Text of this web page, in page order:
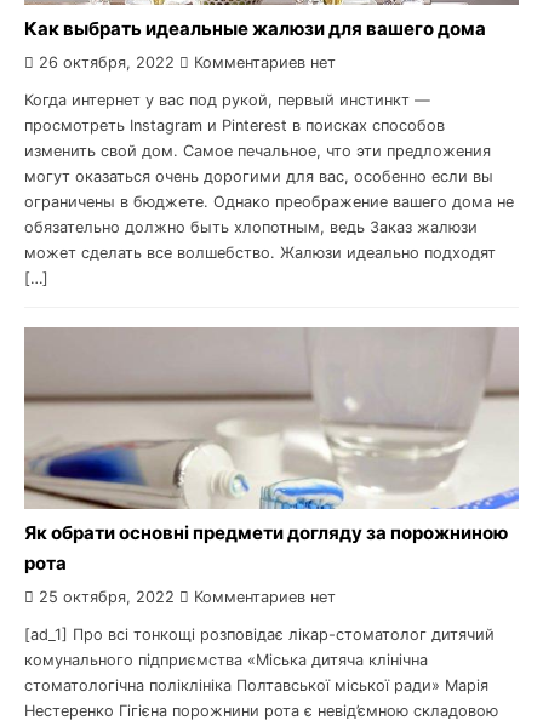
Как выбрать идеальные жалюзи для вашего дома
26 октября, 2022 Комментариев нет
Когда интернет у вас под рукой, первый инстинкт —
просмотреть Instagram и Pinterest в поисках способов
изменить свой дом. Самое печальное, что эти предложения
могут оказаться очень дорогими для вас, особенно если вы
ограничены в бюджете. Однако преображение вашего дома не
обязательно должно быть хлопотным, ведь Заказ жалюзи
может сделать все волшебство. Жалюзи идеально подходят
[…]
Як обрати основні предмети догляду за порожниною
рота
25 октября, 2022 Комментариев нет
[ad_1] Про всі тонкощі розповідає лікар-стоматолог дитячий
комунального підприємства «Міська дитяча клінічна
стоматологічна поліклініка Полтавської міської ради» Марія
Нестеренко Гігієна порожнини рота є невід’ємною складовою